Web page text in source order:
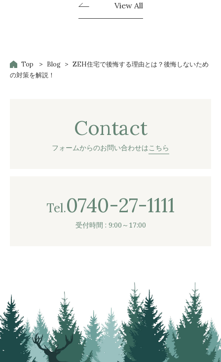
View All
Top Blog
ZEH住宅で後悔する理由とは？後悔しないため
の対策を解説！
Contact
フォームからのお問い合わせはこちら
Tel.0740-27-1111
受付時間 : 9:00～17:00